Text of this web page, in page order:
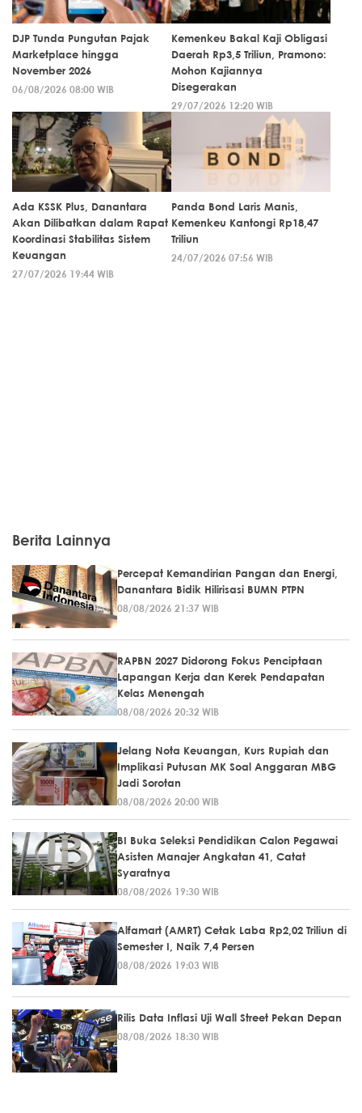
DJP Tunda Pungutan Pajak
Marketplace hingga
November 2026
06/08/2026 08:00 WIB
Kemenkeu Bakal Kaji Obligasi
Daerah Rp3,5 Triliun, Pramono:
Mohon Kajiannya
Disegerakan
29/07/2026 12:20 WIB
Ada KSSK Plus, Danantara
Akan Dilibatkan dalam Rapat
Koordinasi Stabilitas Sistem
Keuangan
27/07/2026 19:44 WIB
Panda Bond Laris Manis,
Kemenkeu Kantongi Rp18,47
Triliun
24/07/2026 07:56 WIB
Berita Lainnya
Percepat Kemandirian Pangan dan Energi,
Danantara Bidik Hilirisasi BUMN PTPN
08/08/2026 21:37 WIB
RAPBN 2027 Didorong Fokus Penciptaan
Lapangan Kerja dan Kerek Pendapatan
Kelas Menengah
08/08/2026 20:32 WIB
Jelang Nota Keuangan, Kurs Rupiah dan
Implikasi Putusan MK Soal Anggaran MBG
Jadi Sorotan
08/08/2026 20:00 WIB
BI Buka Seleksi Pendidikan Calon Pegawai
Asisten Manajer Angkatan 41, Catat
Syaratnya
08/08/2026 19:30 WIB
Alfamart (AMRT) Cetak Laba Rp2,02 Triliun di
Semester I, Naik 7,4 Persen
08/08/2026 19:03 WIB
Rilis Data Inflasi Uji Wall Street Pekan Depan
08/08/2026 18:30 WIB